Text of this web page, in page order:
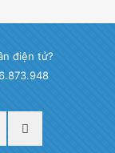
điện tử?